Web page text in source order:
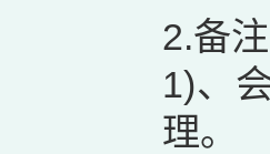
2.备
1)、
理。